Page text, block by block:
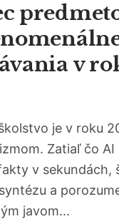
v
je v roku
Zatiaľ čo AI
v sekundách,
a
javom...